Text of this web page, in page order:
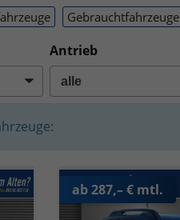
Gebrauchtfahrzeuge
Antrieb
ab 287,– € mtl.